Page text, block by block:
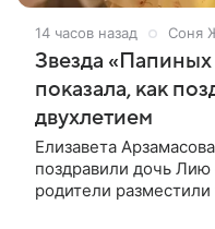
14 часов назад Соня
Звезда
показала, как
двухлетием
Елизавета
поздравили дочь
родители